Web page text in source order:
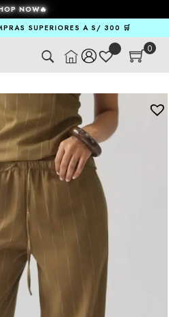
NOW🔥
SUPERIORES A S/ 300 🛒
0